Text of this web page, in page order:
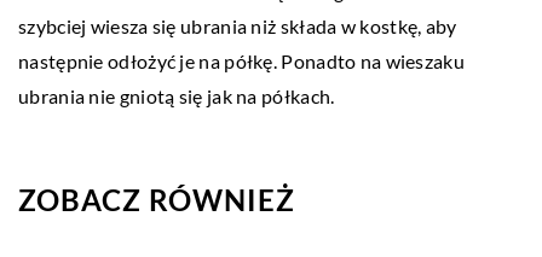
szybciej wiesza się ubrania niż składa w kostkę, aby
następnie odłożyć je na półkę. Ponadto na wieszaku
ubrania nie gniotą się jak na półkach.
ZOBACZ RÓWNIEŻ